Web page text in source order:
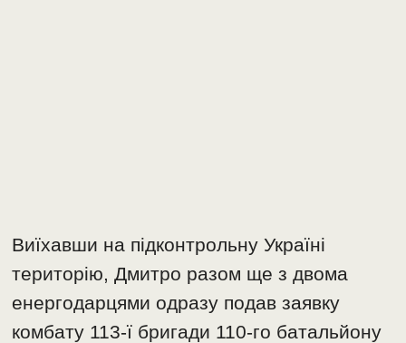
Виїхавши на підконтрольну Україні
територію, Дмитро разом ще з двома
енергодарцями одразу подав заявку
комбату 113-ї бригади 110-го батальйону